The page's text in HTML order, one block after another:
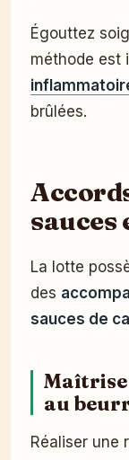
Égouttez
méthode est
brûlées.
sauces
La lotte
des
sauces de
Maîtrise
au
Réaliser une